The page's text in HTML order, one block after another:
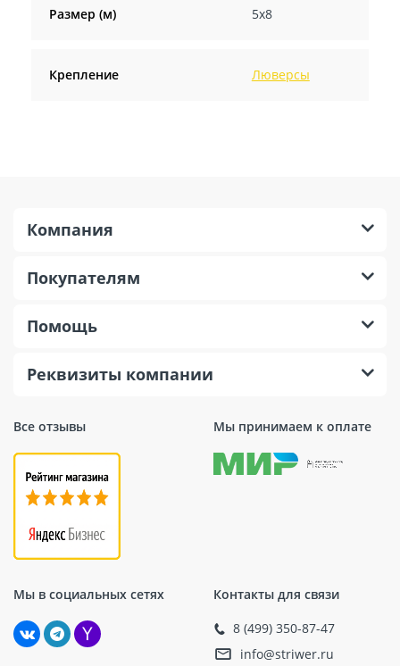
Размер (м) 5х8
Крепление Люверсы
Все отзывы Мы принимаем к оплате
Мы в социальных сетях Контакты для связи
8 (499) 350-87-47
info@striwer.ru
Компания
Покупателям
Помощь
Реквизиты компании